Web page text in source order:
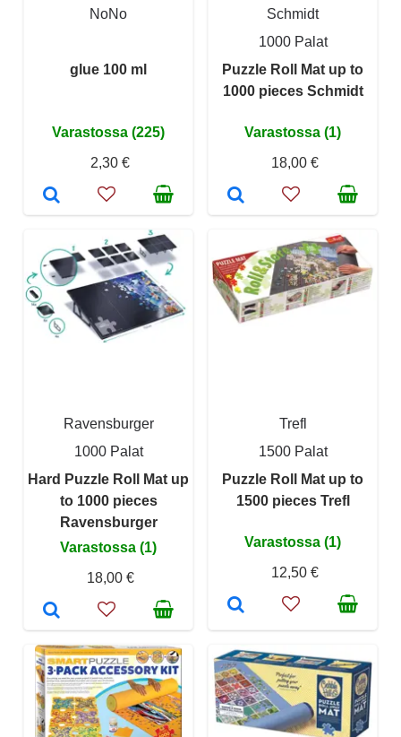
NoNo
glue 100 ml
Varastossa (225)
2,30 €
Schmidt
1000 Palat
Puzzle Roll Mat up to
1000 pieces Schmidt
Varastossa (1)
18,00 €
Ravensburger
1000 Palat
Hard Puzzle Roll Mat up
to 1000 pieces
Ravensburger
Varastossa (1)
18,00 €
Trefl
1500 Palat
Puzzle Roll Mat up to
1500 pieces Trefl
Varastossa (1)
12,50 €